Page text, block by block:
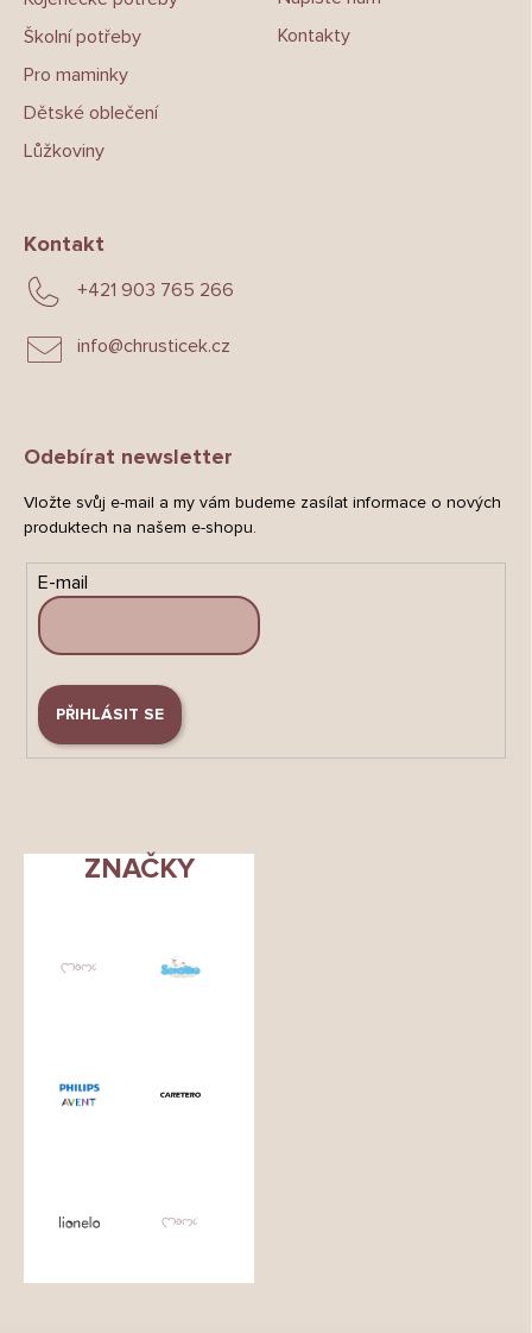
Školní potřeby
Pro maminky
Dětské oblečení
Lůžkoviny
Kontakty
Kontakt
info@chrusticek.cz
+421 903 765 266
Odebírat newsletter
Vložte svůj e-mail a my vám budeme zasílat informace o nových
produktech na našem e-shopu.
E-mail
PŘIHLÁSIT SE
ZNAČKY